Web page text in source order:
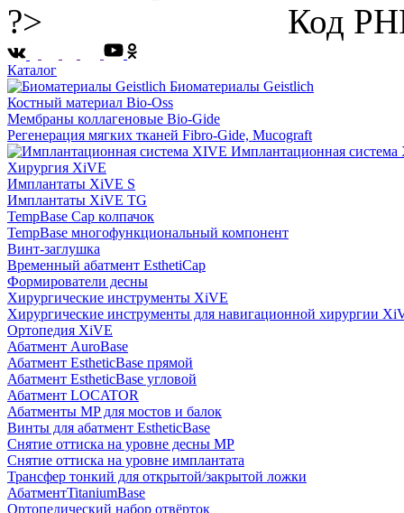
Код
Каталог
Биоматериалы Geistlich
Костный материал Bio-Oss
Мембраны коллагеновые Bio-Gide
Регенерация мягких тканей Fibro-Gide, Mucograft
Имплантационная
Хирургия XiVE
Имплантаты XiVE S
Имплантаты XiVE TG
TempBase Cap колпачок
TempBase многофункциональный компонент
Винт-заглушка
Временный абатмент EsthetiCap
Формирователи десны
Хирургические инструменты XiVE
Хирургические инструменты для навигационной хирургии
Ортопедия XiVE
Абатмент AuroBase
Абатмент EstheticBase прямой
Абатмент EstheticBase угловой
Абатмент LOCATOR
Абатменты MP для мостов и балок
Винты для абатмент EstheticBase
Снятие оттиска на уровне десны MP
Снятие оттиска на уровне имплантата
Трансфер тонкий для открытой/закрытой ложки
АбатментTitaniumBase
Ортопедический набор отвёрток